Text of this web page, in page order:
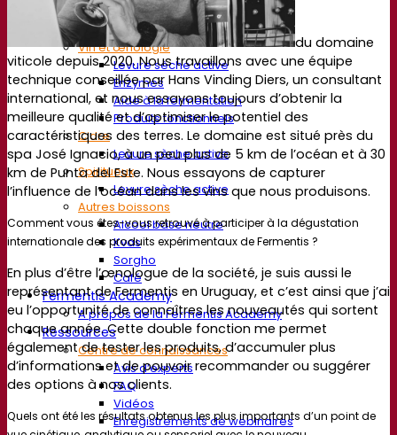
Produits fonctionnels
Styles de bière
Vin et œnologie
Levure sèche active
Enzymes
Aide à la fermentation
Produits fonctionnels
Cidre
Levure sèche active
Spiritueux
Levure sèche active
Autres boissons
Alcool base neutre
Kvas
Sorgho
Café
Fermentis Academy
A propos de la Fermentis Academy
Ressources
Centre de connaissances
Avis d’experts
FAQ
Vidéos
Enregistrements de webinaires
du domaine
viticole depuis 2020. Nous travaillons avec une équipe
technique conseillée par Hans Vinding Diers, un consultant
international, et nous essayons toujours d’obtenir la
meilleure qualité et d’optimiser le potentiel des
caractéristiques des terres. Le domaine est situé près du
spa José Ignacio, à un peu plus de 5 km de l’océan et à 30
km de Punta del Este. Nous essayons de capturer
l’influence de l’océan dans les vins que nous produisons.
Comment vous êtes-vous retrouvé à participer à la dégustation
internationale des produits expérimentaux de Fermentis ?
En plus d’être l’œnologue de la société, je suis aussi le
représentant de Fermentis en Uruguay, et c’est ainsi que j’ai
eu l’opportunité de connaîtres les nouveautés qui sortent
chaque année. Cette double fonction me permet
également de tester les produits, d’accumuler plus
d’informations et de pouvoir recommander ou suggérer
des options à nos clients.
Quels ont été les résultats obtenus les plus importants d’un point de